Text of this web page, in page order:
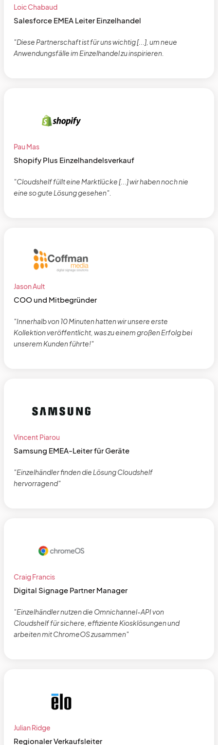
Loic Chabaud
Salesforce EMEA Leiter Einzelhandel
"Diese Partnerschaft ist für uns wichtig [...], um neue
Anwendungsfälle im Einzelhandel zu inspirieren.
Pau Mas
Shopify Plus Einzelhandelsverkauf
"Cloudshelf füllt eine Marktlücke [...] wir haben noch nie
eine so gute Lösung gesehen".
Jason Ault
COO und Mitbegründer
"Innerhalb von 10 Minuten hatten wir unsere erste
Kollektion veröffentlicht, was zu einem großen Erfolg bei
unserem Kunden führte!"
Vincent Piarou
Samsung EMEA-Leiter für Geräte
"Einzelhändler finden die Lösung Cloudshelf
hervorragend"
Craig Francis
Digital Signage Partner Manager
"Einzelhändler nutzen die Omnichannel-API von
Cloudshelf für sichere, effiziente Kiosklösungen und
arbeiten mit ChromeOS zusammen"
Julian Ridge
Regionaler Verkaufsleiter